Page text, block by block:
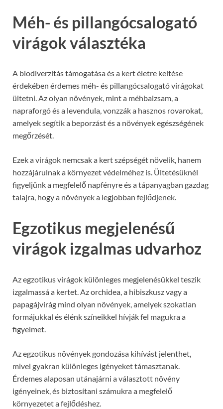
Méh- és pillangócsalogató
virágok választéka
A biodiverzitás támogatása és a kert életre keltése
érdekében érdemes méh- és pillangócsalogató virágokat
ültetni. Az olyan növények, mint a méhbalzsam, a
napraforgó és a levendula, vonzzák a hasznos rovarokat,
amelyek segítik a beporzást és a növények egészségének
megőrzését.
Ezek a virágok nemcsak a kert szépségét növelik, hanem
hozzájárulnak a környezet védelméhez is. Ültetésüknél
figyeljünk a megfelelő napfényre és a tápanyagban gazdag
talajra, hogy a növények a legjobban fejlődjenek.
Egzotikus megjelenésű
virágok izgalmas udvarhoz
Az egzotikus virágok különleges megjelenésükkel teszik
izgalmassá a kertet. Az orchidea, a hibiszkusz vagy a
papagájvirág mind olyan növények, amelyek szokatlan
formájukkal és élénk színeikkel hívják fel magukra a
figyelmet.
Az egzotikus növények gondozása kihívást jelenthet,
mivel gyakran különleges igényeket támasztanak.
Érdemes alaposan utánajárni a választott növény
igényeinek, és biztosítani számukra a megfelelő
környezetet a fejlődéshez.